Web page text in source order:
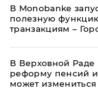
В Мonobankе
полезную
транзакциям –
В Верховной Раде
реформу пенсий и
может измениться